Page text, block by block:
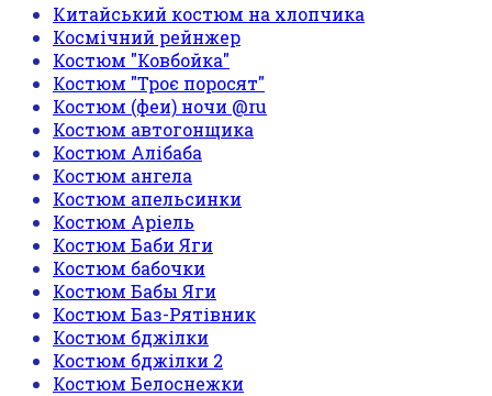
Китайський костюм на хлопчика
Космічний рейнжер
Костюм "Ковбойка"
Костюм "Троє поросят"
Костюм (феи) ночи @ru
Костюм автогонщика
Костюм Алібаба
Костюм ангела
Костюм апельсинки
Костюм Аріель
Костюм Баби Яги
Костюм бабочки
Костюм Бабы Яги
Костюм Баз-Рятівник
Костюм бджілки
Костюм бджілки 2
Костюм Белоснежки